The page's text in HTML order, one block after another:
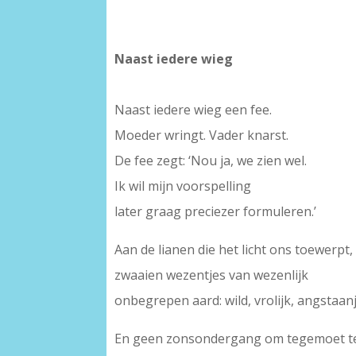
Naast iedere wieg
Naast iedere wieg een fee.
Moeder wringt. Vader knarst.
De fee zegt: ‘Nou ja, we zien wel.
Ik wil mijn voorspelling
later graag preciezer formuleren.’
Aan de lianen die het licht ons toewerpt,
zwaaien wezentjes van wezenlijk
onbegrepen aard: wild, vrolijk,
En geen zonsondergang om tegemoet